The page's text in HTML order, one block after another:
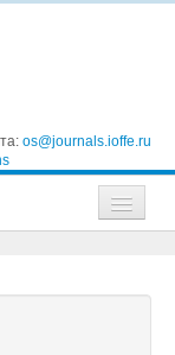
os@journals.ioffe.ru